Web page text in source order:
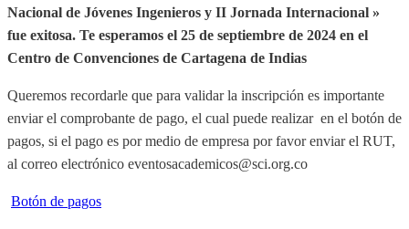
Nacional de Jóvenes Ingenieros y II Jornada Internacional »
fue exitosa. Te esperamos el 25 de septiembre de 2024 en el
Centro de Convenciones de Cartagena de Indias
Queremos recordarle que para validar la inscripción es importante
enviar el comprobante de pago, el cual puede realizar en el botón de
pagos, si el pago es por medio de empresa por favor enviar el RUT,
al correo electrónico eventosacademicos@sci.org.co
Botón de pagos